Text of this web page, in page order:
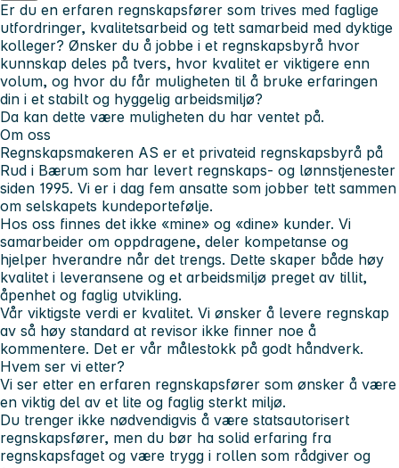
Er du en erfaren regnskapsfører som trives med faglige
utfordringer, kvalitetsarbeid og tett samarbeid med dyktige
kolleger? Ønsker du å jobbe i et regnskapsbyrå hvor
kunnskap deles på tvers, hvor kvalitet er viktigere enn
volum, og hvor du får muligheten til å bruke erfaringen
din i et stabilt og hyggelig arbeidsmiljø?
Da kan dette være muligheten du har ventet på.
Om oss
Regnskapsmakeren AS er et privateid regnskapsbyrå på
Rud i Bærum som har levert regnskaps- og lønnstjenester
siden 1995. Vi er i dag fem ansatte som jobber tett sammen
om selskapets kundeportefølje.
Hos oss finnes det ikke «mine» og «dine» kunder. Vi
samarbeider om oppdragene, deler kompetanse og
hjelper hverandre når det trengs. Dette skaper både høy
kvalitet i leveransene og et arbeidsmiljø preget av tillit,
åpenhet og faglig utvikling.
Vår viktigste verdi er kvalitet. Vi ønsker å levere regnskap
av så høy standard at revisor ikke finner noe å
kommentere. Det er vår målestokk på godt håndverk.
Hvem ser vi etter?
Vi ser etter en erfaren regnskapsfører som ønsker å være
en viktig del av et lite og faglig sterkt miljø.
Du trenger ikke nødvendigvis å være statsautorisert
regnskapsfører, men du bør ha solid erfaring fra
regnskapsfaget og være trygg i rollen som rådgiver og